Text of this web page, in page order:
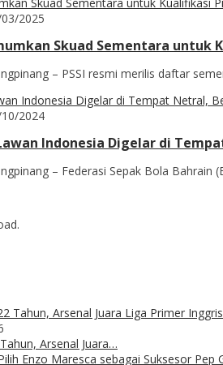
2025
Skuad Sementara untuk
– PSSI resmi merilis daftar
2024
Indonesia Digelar di
– Federasi Sepak Bola
Arsenal Juara…